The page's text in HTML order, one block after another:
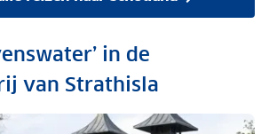
in de
van Strathisla